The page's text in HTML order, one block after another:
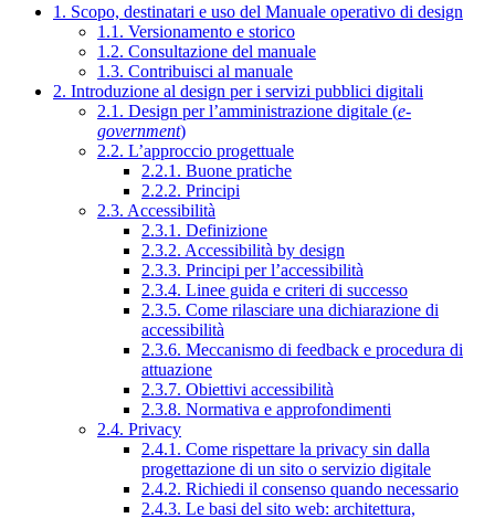
1. Scopo, destinatari e uso del Manuale operativo di design
1.1. Versionamento e storico
1.2. Consultazione del manuale
1.3. Contribuisci al manuale
2. Introduzione al design per i servizi pubblici digitali
2.1. Design per l’amministrazione digitale (e-
government)
2.2. L’approccio progettuale
2.2.1. Buone pratiche
2.2.2. Principi
2.3. Accessibilità
2.3.1. Definizione
2.3.2. Accessibilità by design
2.3.3. Principi per l’accessibilità
2.3.4. Linee guida e criteri di successo
2.3.5. Come rilasciare una dichiarazione di
accessibilità
2.3.6. Meccanismo di feedback e procedura di
attuazione
2.3.7. Obiettivi accessibilità
2.3.8. Normativa e approfondimenti
2.4. Privacy
2.4.1. Come rispettare la privacy sin dalla
progettazione di un sito o servizio digitale
2.4.2. Richiedi il consenso quando necessario
2.4.3. Le basi del sito web: architettura,